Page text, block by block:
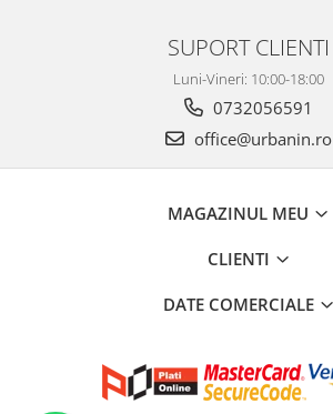
SUPORT CLIENTI
Luni-Vineri: 10:00-18:00
0732056591
office@urbanin.ro
MAGAZINUL MEU
CLIENTI
DATE COMERCIALE